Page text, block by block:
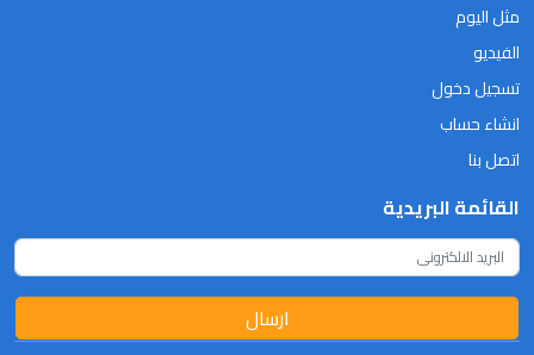
مثل اليوم
الفيديو
تسجيل دخول
انشاء حساب
اتصل بنا
القائمة البريدية
ارسال